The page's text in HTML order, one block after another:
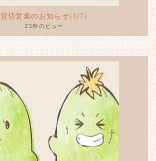
貸切営業のお知らせ(1/7)
23件のビュー